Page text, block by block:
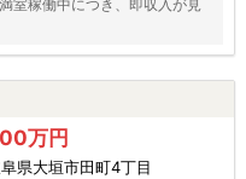
万円
県大垣市田町4丁目